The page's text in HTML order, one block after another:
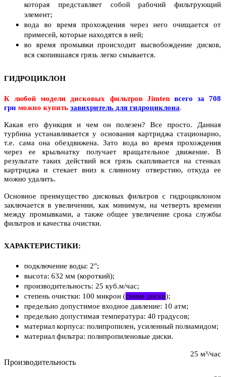
которая представляет собой рабочий фильтрующий
элемент;
вода во время прохождения через него очищается от
примесей, которые находятся в ней;
во время промывки происходит высвобождение дисков,
вся скопившаяся грязь легко смывается.
ГИДРОЦИКЛОН
К любой модели дисковых фильтров Jimten всего за 708
грн можно купить завихритель для гидроциклона.
Какая его функция и чем он полезен? Все просто. Данная
турбина устанавливается у основания картриджа стационарно,
т.е. сама она обездвижена. Зато вода во время прохождения
через ее крыльчатку получает вращательное движение. В
результате таких действий вся грязь скапливается на стенках
картриджа и стекает вниз к сливному отверстию, откуда ее
можно удалить.
Основное преимущество дисковых фильтров с гидроциклоном
заключается в увеличении, как минимум, на четверть времени
между промывками, а также общее увеличение срока службы
фильтров и качества очистки.
ХАРАКТЕРИСТИКИ:
подключение воды: 2";
высота: 632 мм (короткий);
производительность: 25 куб.м/час;
степень очистки: 100 микрон (синие диски);
предельно допустимое входное давление: 10 атм;
предельно допустимая температура: 40 градусов;
материал корпуса: полипропилен, усиленный полиамидом;
материал фильтра: полипропиленовые диски.
Производительность
25 м³/час